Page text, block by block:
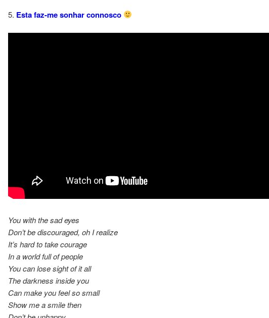
5. Esta faz-me sonhar connosco
You with the sad eyes
Don’t be discouraged, oh I realize
It’s hard to take courage
In a world full of people
You can lose sight of it all
The darkness inside you
Can make you feel so small
Show me a smile then